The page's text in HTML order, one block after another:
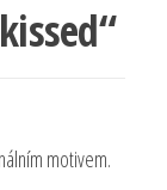
motivem.